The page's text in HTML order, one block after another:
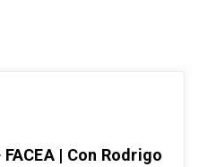
| Con Rodrigo